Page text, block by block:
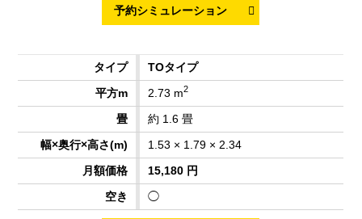
TOタイプ
2.73 m2
約 1.6 畳
1.53 × 1.79 × 2.34
15,180 円
◯